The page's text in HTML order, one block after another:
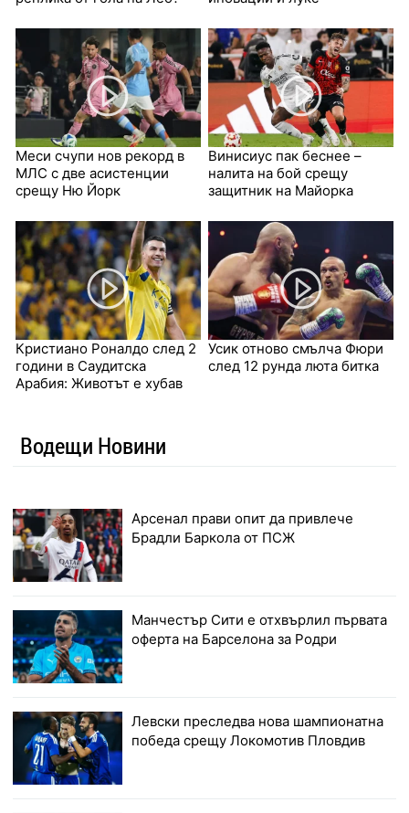
Меси счупи нов рекорд в
МЛС с две асистенции
срещу Ню Йорк
Винисиус пак беснее –
налита на бой срещу
защитник на Майорка
Кристиано Роналдо след 2
години в Саудитска
Арабия: Животът е хубав
Усик отново смълча Фюри
след 12 рунда люта битка
Водещи Новини
Арсенал прави опит да привлече
Брадли Баркола от ПСЖ
Манчестър Сити е отхвърлил първата
оферта на Барселона за Родри
Левски преследва нова шампионатна
победа срещу Локомотив Пловдив